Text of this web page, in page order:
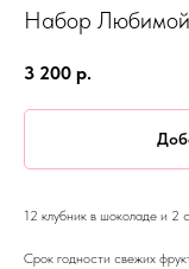
Набор Любимой
3 200 р.
12 клубник в шоколаде и 2
Срок годности свежих